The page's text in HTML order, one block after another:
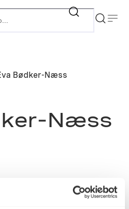
Bødker-Næss
Næss